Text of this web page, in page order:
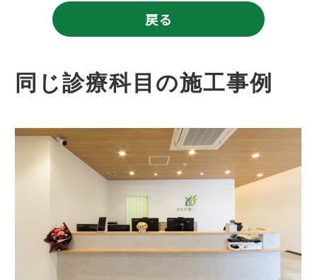
戻る
同じ診療科目の施工事例